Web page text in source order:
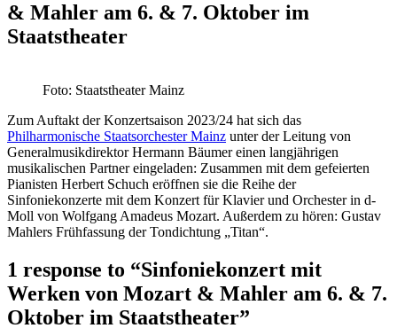
& Mahler am 6. & 7. Oktober im
Staatstheater
Foto: Staatstheater Mainz
Zum Auftakt der Konzertsaison 2023/24 hat sich das
Philharmonische Staatsorchester Mainz unter der Leitung von
Generalmusikdirektor Hermann Bäumer einen langjährigen
musikalischen Partner eingeladen: Zusammen mit dem gefeierten
Pianisten Herbert Schuch eröffnen sie die Reihe der
Sinfoniekonzerte mit dem Konzert für Klavier und Orchester in d-
Moll von Wolfgang Amadeus Mozart. Außerdem zu hören: Gustav
Mahlers Frühfassung der Tondichtung „Titan“.
1 response to “Sinfoniekonzert mit
Werken von Mozart & Mahler am 6. & 7.
Oktober im Staatstheater”